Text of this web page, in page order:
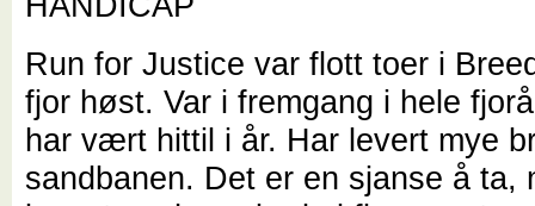
Run for Justice var flott toer i
fjor høst. Var i fremgang i hele
har vært hittil i år. Har levert mye
sandbanen. Det er en sjanse å ta,